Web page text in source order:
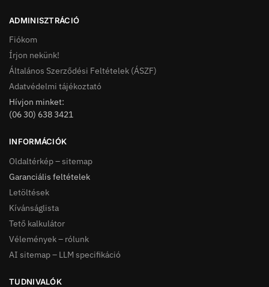
ADMINISZTRÁCIÓ
Fiókom
Írjon nekünk!
Általános Szerződési Feltételek (ÁSZF)
Adatvédelmi tájékoztató
Hívjon minket:
(06 30) 638 3421
INFORMÁCIÓK
Oldaltérkép – sitemap
Garanciális feltételek
Letöltések
Kívánságlista
Tető kalkulátor
Vélemények – rólunk
AI sitemap – LLM specifikáció
TUDNIVALÓK